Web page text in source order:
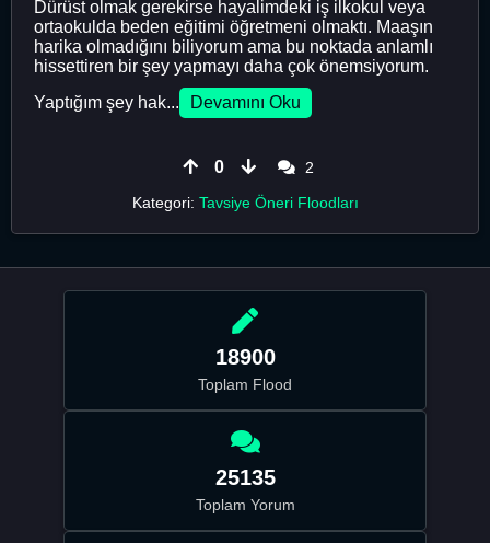
Dürüst olmak gerekirse hayalimdeki iş ilkokul veya
ortaokulda beden eğitimi öğretmeni olmaktı. Maaşın
harika olmadığını biliyorum ama bu noktada anlamlı
hissettiren bir şey yapmayı daha çok önemsiyorum.
Yaptığım şey hak...
Devamını Oku
0
2
Kategori: Tavsiye Öneri Floodları
18900
Toplam Flood
25135
Toplam Yorum